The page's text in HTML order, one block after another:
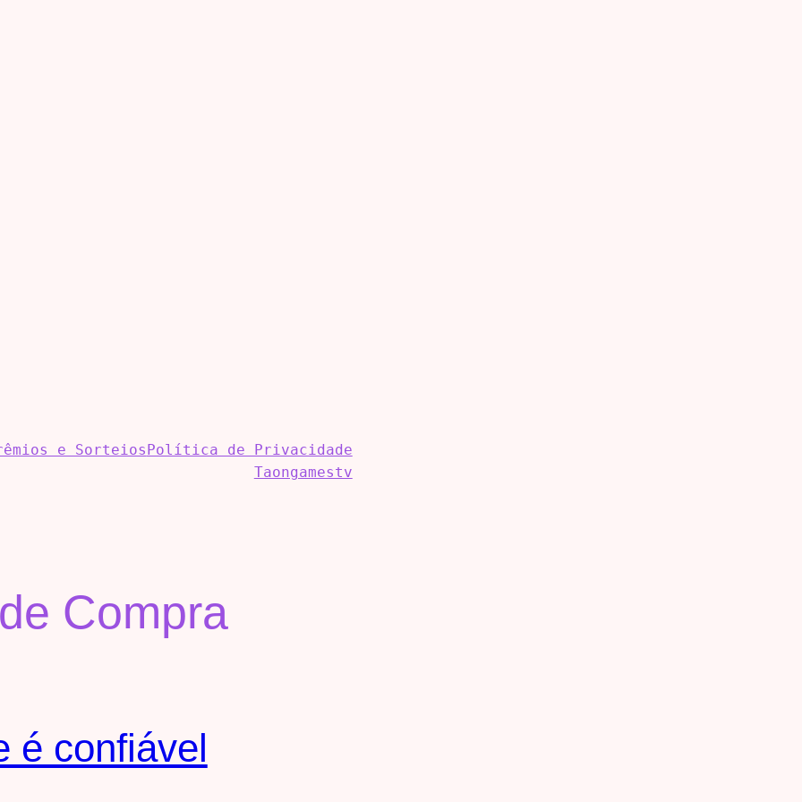
e Sorteios Política de Privacidade
Taongamestv
Compra
é confiável